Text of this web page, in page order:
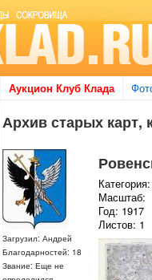
Аукцион Клуб Клада
Архив старых карт,
Загрузил: Андрей
Благодарностей: 18
Звание: Еще не
Масштаб:
Год: 1917
Листов: 1